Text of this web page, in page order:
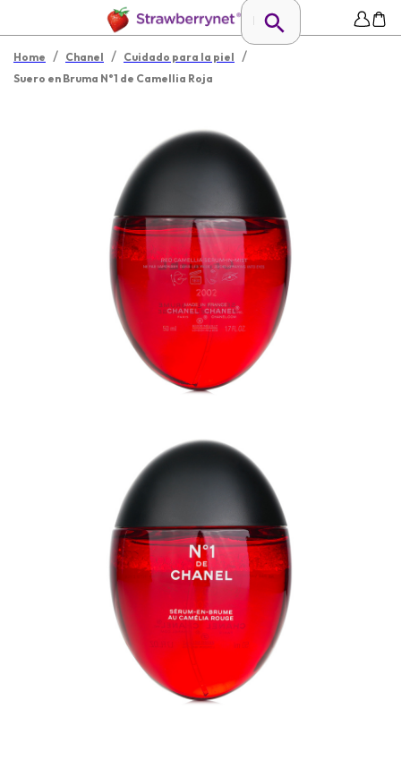
Home / Chanel / Cuidado para la piel /
Suero en Bruma N°1 de Camellia Roja